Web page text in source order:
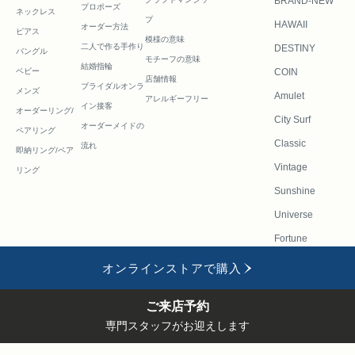
オンラインストアで購入
ネックレス
ピアス
バングル
ベビー
メンズ
オーダーリング/
ペアリング
即納リング/ペア
リング
プロポーズ
オーダー方法
二人で作る手作り
結婚指輪
ブライダルオンラ
イン接客
オーダーメイドの
流れ
プ
模様の意味
モチーフの意味
店舗情報
アレルギーフリー
HAWAII
DESTINY
COIN
Amulet
City Surf
Classic
Vintage
Sunshine
Universe
Fortune
修理・リフ
お問い合わせフ
予約
STORE
PUA ALLY(プアアリ)
〒150-0013 東京都渋谷区恵比寿1-22-2-1F/2F
ご来店予約
専門スタッフがお迎えします